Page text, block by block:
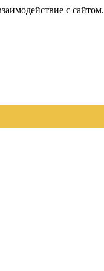
с сайтом.